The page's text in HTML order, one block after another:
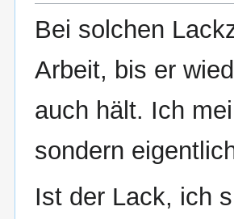
Bei solchen
Arbeit, bis er
auch hält. Ich
sondern
Ist der Lack, ich